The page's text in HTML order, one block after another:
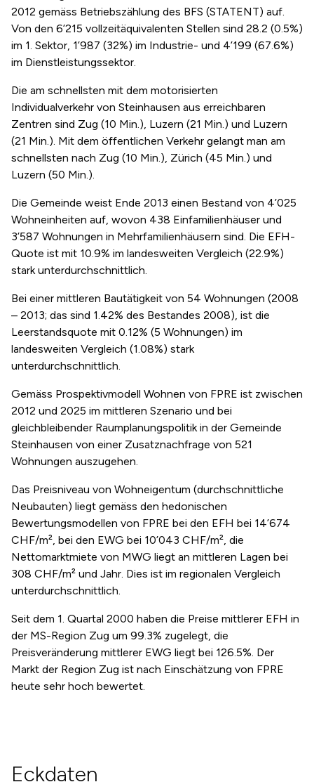
2012 gemäss Betriebszählung des BFS (STATENT) auf.
Von den 6’215 vollzeitäquivalenten Stellen sind 28.2 (0.5%)
im 1. Sektor, 1’987 (32%) im Industrie- und 4’199 (67.6%)
im Dienstleistungssektor.
Die am schnellsten mit dem motorisierten
Individualverkehr von Steinhausen aus erreichbaren
Zentren sind Zug (10 Min.), Luzern (21 Min.) und Luzern
(21 Min.). Mit dem öffentlichen Verkehr gelangt man am
schnellsten nach Zug (10 Min.), Zürich (45 Min.) und
Luzern (50 Min.).
Die Gemeinde weist Ende 2013 einen Bestand von 4’025
Wohneinheiten auf, wovon 438 Einfamilienhäuser und
3’587 Wohnungen in Mehrfamilienhäusern sind. Die EFH-
Quote ist mit 10.9% im landesweiten Vergleich (22.9%)
stark unterdurchschnittlich.
Bei einer mittleren Bautätigkeit von 54 Wohnungen (2008
– 2013; das sind 1.42% des Bestandes 2008), ist die
Leerstandsquote mit 0.12% (5 Wohnungen) im
landesweiten Vergleich (1.08%) stark
unterdurchschnittlich.
Gemäss Prospektivmodell Wohnen von FPRE ist zwischen
2012 und 2025 im mittleren Szenario und bei
gleichbleibender Raumplanungspolitik in der Gemeinde
Steinhausen von einer Zusatznachfrage von 521
Wohnungen auszugehen.
Das Preisniveau von Wohneigentum (durchschnittliche
Neubauten) liegt gemäss den hedonischen
Bewertungsmodellen von FPRE bei den EFH bei 14’674
CHF/m², bei den EWG bei 10’043 CHF/m², die
Nettomarktmiete von MWG liegt an mittleren Lagen bei
308 CHF/m² und Jahr. Dies ist im regionalen Vergleich
unterdurchschnittlich.
Seit dem 1. Quartal 2000 haben die Preise mittlerer EFH in
der MS-Region Zug um 99.3% zugelegt, die
Preisveränderung mittlerer EWG liegt bei 126.5%. Der
Markt der Region Zug ist nach Einschätzung von FPRE
heute sehr hoch bewertet.
Eckdaten